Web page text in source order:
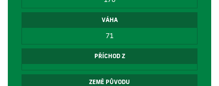
VÁHA
71
PŘÍCHOD Z
ZEMĚ PŮVODU